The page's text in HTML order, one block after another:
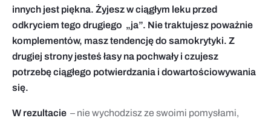
innych jest piękna. Żyjesz w ciągłym leku przed
odkryciem tego drugiego „ja”. Nie traktujesz poważnie
komplementów, masz tendencję do samokrytyki. Z
drugiej strony jesteś łasy na pochwały i czujesz
potrzebę ciągłego potwierdzania i dowartościowywania
się.
W rezultacie – nie wychodzisz ze swoimi pomysłami,